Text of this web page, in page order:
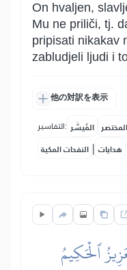
On hvaljen,
Mu ne priliči, tj.
pripisati nikakav
zabludjeli ljudi i
他の対訳を表示
التفاسير: المُيسَّر المختصر
النفحات المكية | هدايات
ٱلۡحَكِيمُ